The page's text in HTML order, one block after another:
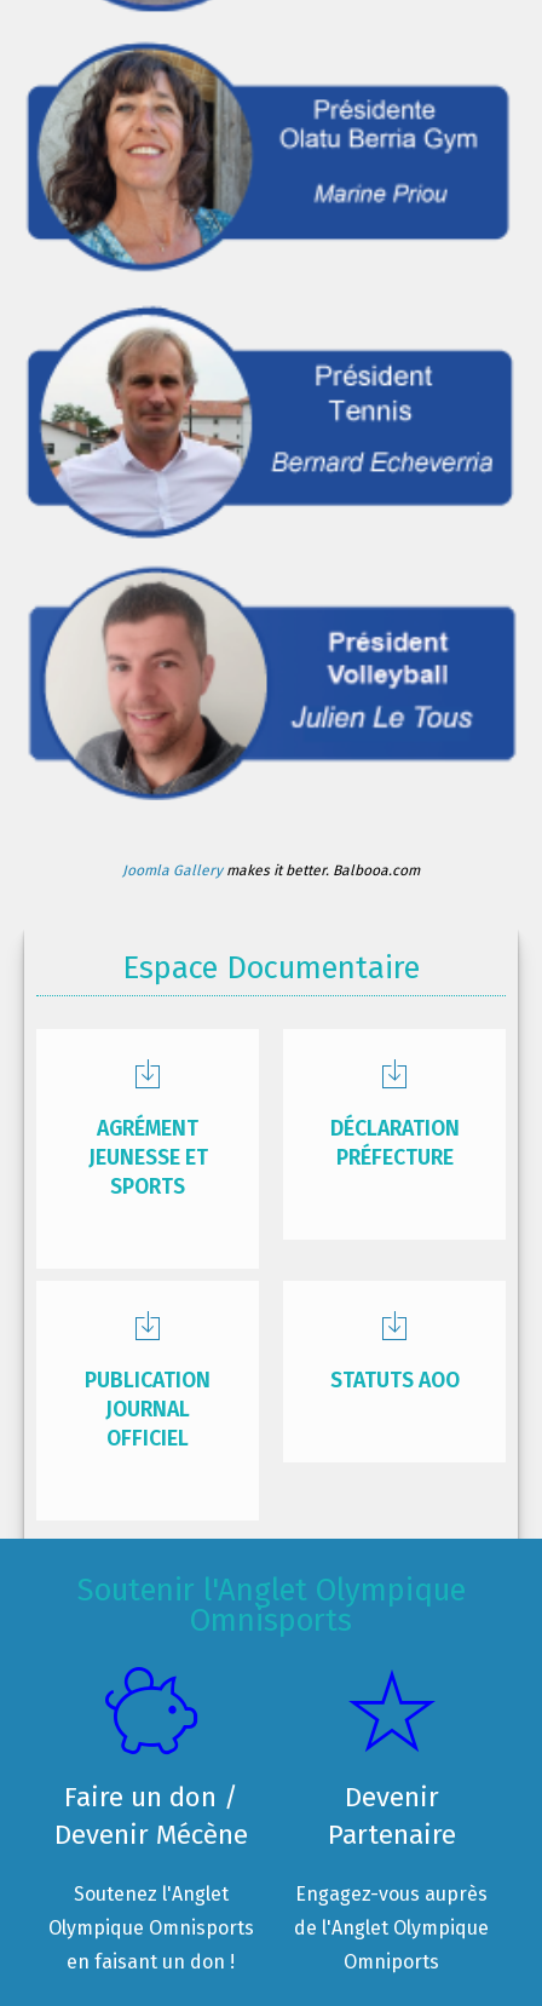
Joomla Gallerymakes it better. Balbooa.com
Espace Documentaire
AGRÉMENT
JEUNESSE ET
SPORTS
DÉCLARATION
PRÉFECTURE
PUBLICATION
JOURNAL
OFFICIEL
STATUTS AOO
Soutenir l'Anglet Olympique
Omnisports
Faire un don /
Devenir Mécène
Soutenez l'Anglet
Olympique Omnisports
en faisant un don !
Devenir
Partenaire
Engagez-vous auprès
de l'Anglet Olympique
Omniports